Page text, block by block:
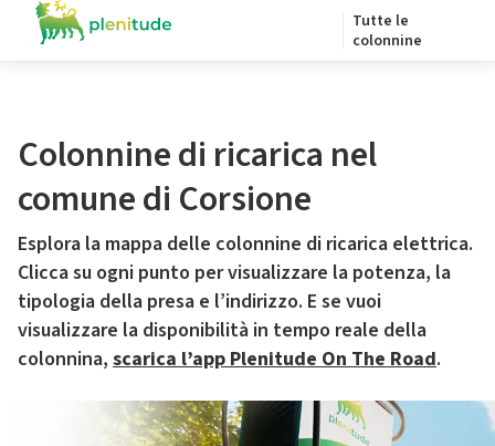
Tutte le
colonnine
Colonnine di ricarica nel
comune di Corsione
Esplora la mappa delle colonnine di ricarica elettrica.
Clicca su ogni punto per visualizzare la potenza, la
tipologia della presa e l’indirizzo. E se vuoi
visualizzare la disponibilità in tempo reale della
colonnina, scarica l’app Plenitude On The Road.